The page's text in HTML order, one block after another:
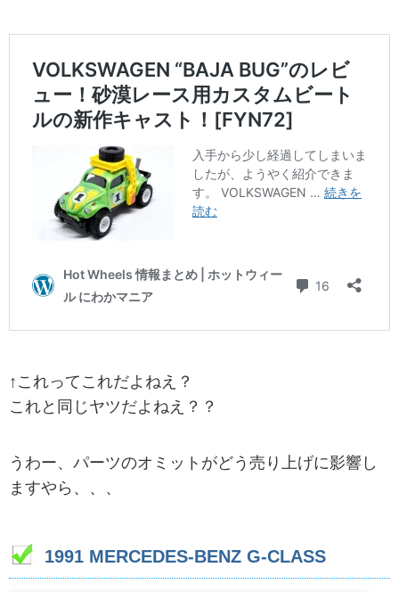
↑これってこれだよねえ？
これと同じヤツだよねえ？？
うわー、パーツのオミットがどう売り上げに影響し
ますやら、、、
1991 MERCEDES-BENZ G-CLASS